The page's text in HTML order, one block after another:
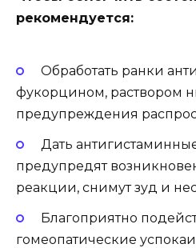
рекомендуется:
Обработать ранки
фукорцином, раствором
предупреждения
Дать
предупредят
реакции, снимут зуд и
Благоприятно
гомеопатические